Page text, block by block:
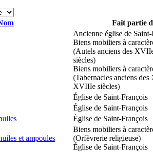
Fait partie
Ancienne église de Saint-
Biens mobiliers à
(Autels anciens des
siècles)
Biens mobiliers à
(Tabernacles anciens
XVIIIe siècles)
Église de Saint-François
Église de Saint-François
Église de Saint-François
et ampoules
Biens mobiliers à
(Orfèvrerie religieuse)
Église de Saint-François